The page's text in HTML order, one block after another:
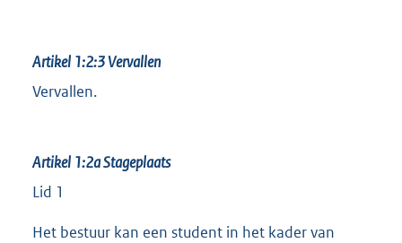
Artikel 1:2:3Vervallen
Vervallen.
Artikel 1:2aStageplaats
Lid 1
Het bestuur kan een student in het kader van